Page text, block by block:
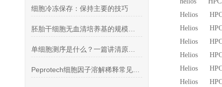
细胞冷冻保存：保持主要的技巧
Helios
Helios
Helios
Helios
Helios
Helios